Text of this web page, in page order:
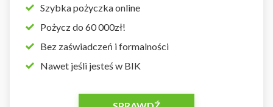
Szybka pożyczka online
Pożycz do 60 000zł!
Bez zaświadczeń i formalności
Nawet jeśli jesteś w BIK